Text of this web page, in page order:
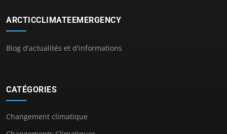
ARCTICCLIMATEEMERGENCY
Blog d'actualités et d'informations
CATÉGORIES
Changement climatique